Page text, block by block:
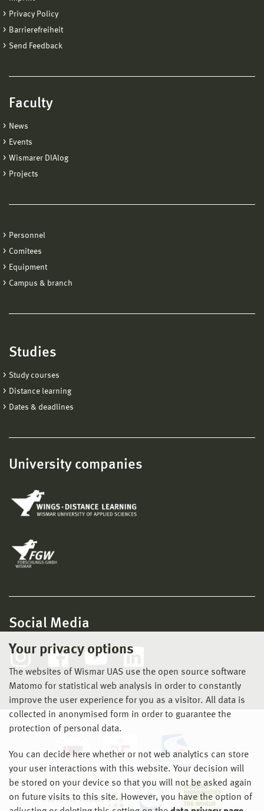
Your privacy options
The websites of Wismar UAS use the open source software
Matomo for statistical web analysis in order to constantly
improve the user experience for you as a visitor. All data is
collected in anonymised form in order to guarantee the
protection of personal data.
You can decide here whether or not web analytics can store
your user interactions with this website. Your decision will
be stored on your device so that you will not be asked again
on future visits to this site. However, you have the option of
Privacy Policy
Barrierefreiheit
Send Feedback
Faculty
News
Events
Wismarer DIAlog
Projects
Personnel
Comitees
Equipment
Campus & branch
Studies
Study courses
Distance learning
Dates & deadlines
University companies
Social Media